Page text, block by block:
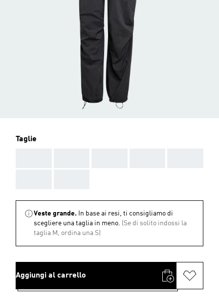
Taglie
Veste grande.
In base ai resi, ti consigliamo di
scegliere una taglia in meno. (Se di solito indossi la
taglia M, ordina una S)
Aggiungi al carrello